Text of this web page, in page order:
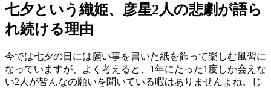
七夕という織姫、彦星2人の悲劇が語ら
れ続ける理由
今では七夕の日には願い事を書いた紙を飾って楽しむ風習に
なっていますが、よく考えると、1年にたった1度しか会えな
い2人が皆んなの願いを聞いている暇はありませんよね。じ